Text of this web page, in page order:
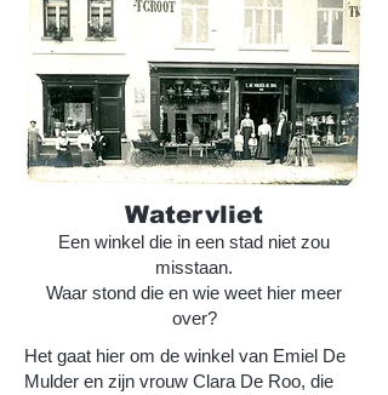
Watervliet
Een winkel die in een stad niet zou
misstaan.
Waar stond die en wie weet hier meer
over?
Het gaat hier om de winkel van Emiel De
Mulder en zijn vrouw Clara De Roo, die